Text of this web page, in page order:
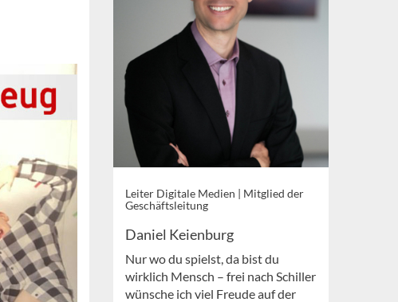
Leiter Digitale Medien | Mitglied der
Geschäftsleitung
Daniel Keienburg
Nur wo du spielst, da bist du
wirklich Mensch – frei nach Schiller
wünsche ich viel Freude auf der